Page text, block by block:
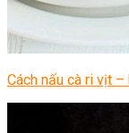
Cách nấu cà ri vịt